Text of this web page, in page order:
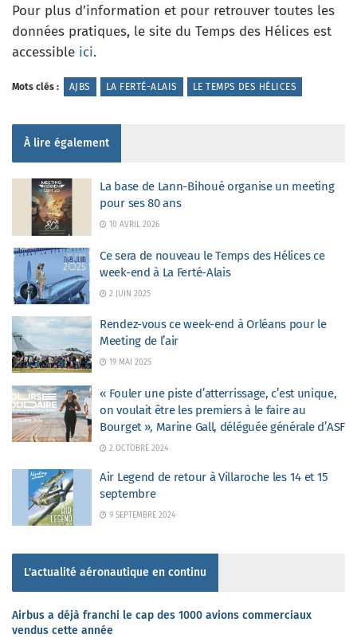
Pour plus d’information et pour retrouver toutes les
données pratiques, le site du Temps des Hélices est
accessible ici.
Mots clés : AJBS LA FERTÉ-ALAIS LE TEMPS DES HÉLICES
À lire également
La base de Lann-Bihoué organise un meeting
pour ses 80 ans
10 AVRIL 2026
Ce sera de nouveau le Temps des Hélices ce
week-end à La Ferté-Alais
2 JUIN 2025
Rendez-vous ce week-end à Orléans pour le
Meeting de l’air
19 MAI 2025
« Fouler une piste d’atterrissage, c’est unique,
on voulait être les premiers à le faire au
Bourget », Marine Gall, déléguée générale d’ASF
2 OCTOBRE 2024
Air Legend de retour à Villaroche les 14 et 15
septembre
9 SEPTEMBRE 2024
L'actualité aéronautique en continu
Airbus a déjà franchi le cap des 1000 avions commerciaux
vendus cette année